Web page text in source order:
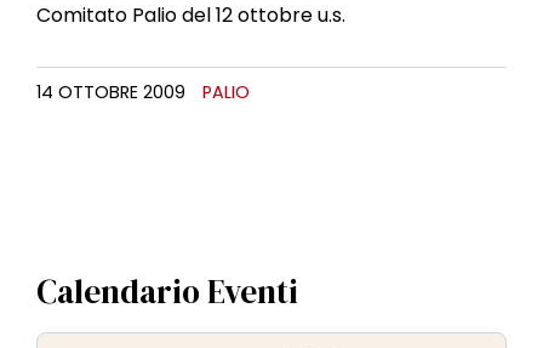
Comitato Palio del 12 ottobre u.s.
14 OTTOBRE 2009 PALIO
Calendario Eventi